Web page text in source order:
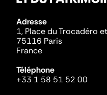
Adresse
1, Place du Trocadéro
75116 Paris
France
Téléphone
+33 1 58 51 52 00